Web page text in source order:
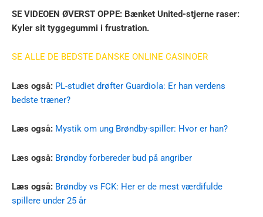
SE VIDEOEN ØVERST OPPE: Bænket United-stjerne raser:
Kyler sit tyggegummi i frustration.
SE ALLE DE BEDSTE DANSKE ONLINE CASINOER
Læs også: PL-studiet drøfter Guardiola: Er han verdens
bedste træner?
Læs også: Mystik om ung Brøndby-spiller: Hvor er han?
Læs også: Brøndby forbereder bud på angriber
Læs også: Brøndby vs FCK: Her er de mest værdifulde
spillere under 25 år